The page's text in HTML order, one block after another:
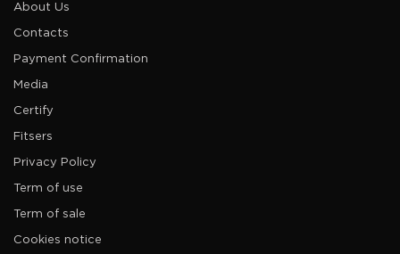
About Us
Contacts
Payment Confirmation
Media
Certify
Fitsers
Privacy Policy
Term of use
Term of sale
Cookies notice